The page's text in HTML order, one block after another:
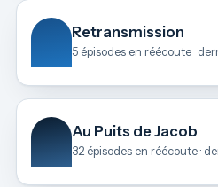
Retransmission
5 épisodes en réécoute ·
Au Puits de Jacob
32 épisodes en réécoute ·